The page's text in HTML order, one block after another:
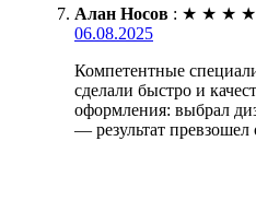
Алан Носов : ★ ★ ★ ★
06.08.2025
Компетентные
сделали быстро и
оформления: выбрал
— результат